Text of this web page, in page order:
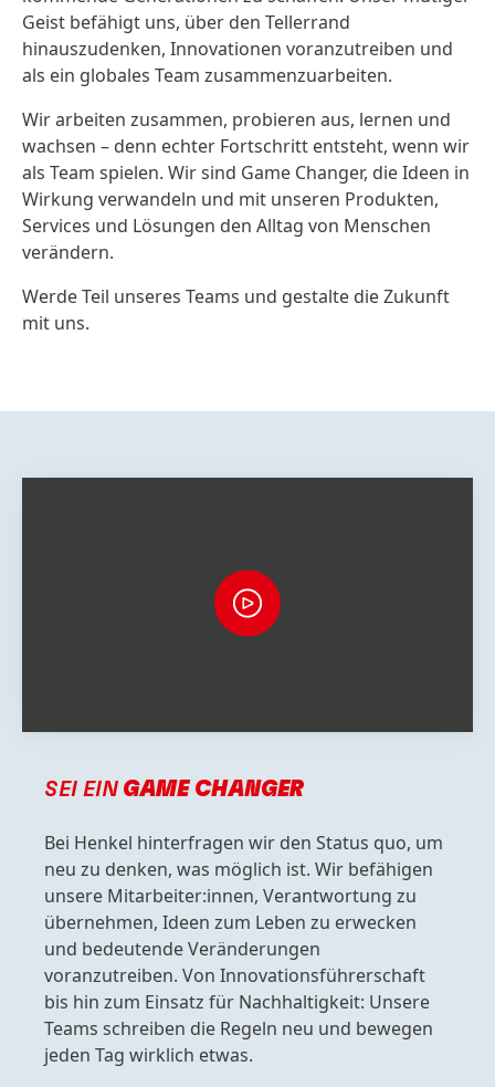
Geist befähigt uns, über den Tellerrand
hinauszudenken, Innovationen voranzutreiben und
als ein globales Team zusammenzuarbeiten.
Wir arbeiten zusammen, probieren aus, lernen und
wachsen – denn echter Fortschritt entsteht, wenn wir
als Team spielen. Wir sind Game Changer, die Ideen in
Wirkung verwandeln und mit unseren Produkten,
Services und Lösungen den Alltag von Menschen
verändern.
Werde Teil unseres Teams und gestalte die Zukunft
mit uns.
SEI EIN GAME CHANGER
Bei Henkel hinterfragen wir den Status quo, um
neu zu denken, was möglich ist. Wir befähigen
unsere Mitarbeiter:innen, Verantwortung zu
übernehmen, Ideen zum Leben zu erwecken
und bedeutende Veränderungen
voranzutreiben. Von Innovationsführerschaft
bis hin zum Einsatz für Nachhaltigkeit: Unsere
Teams schreiben die Regeln neu und bewegen
jeden Tag wirklich etwas.